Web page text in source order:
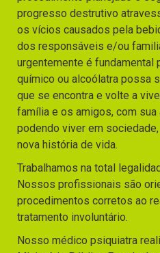
progresso destrutivo
os vícios causados pela
dos responsáveis e/ou
urgentemente é fundamental
químico ou alcoólatra possa
que se encontra e volte a
família e os amigos, com
podendo viver em
nova história de vida.
Trabalhamos na total
Nossos profissionais são
procedimentos corretos ao
tratamento involuntário.
Nosso médico psiquiatra